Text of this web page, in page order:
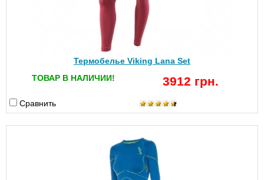
Термобелье Viking Lana Set
ТОВАР В НАЛИЧИИ!
3912 грн.
Сравнить